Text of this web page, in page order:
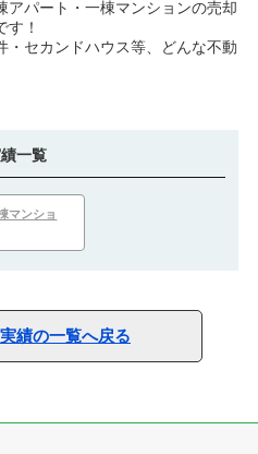
アパート・一棟マンションの売却
！
・セカンドハウス等、どんな不動
一覧
マンショ
績の一覧へ戻る